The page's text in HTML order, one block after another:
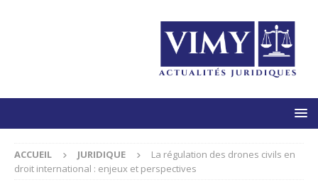
ACCUEIL JURIDIQUE
La régulation des drones civils en
droit international : enjeux et perspectives